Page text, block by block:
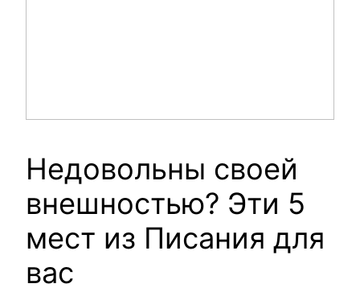
Недовольны своей
внешностью? Эти 5
мест из Писания для
вас